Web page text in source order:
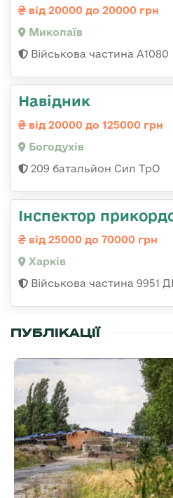
від 20000 до 20000 грн
Миколаїв
Військова частина А1080
Навідник
від 20000 до 125000 грн
Богодухів
209 батальйон Сил ТрО
Інспектор
від 25000 до 70000 грн
Харків
Військова частина 9951
ПУБЛІКАЦІЇ